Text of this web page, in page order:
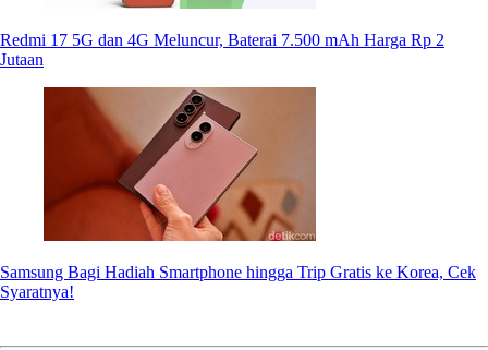
Redmi 17 5G dan 4G Meluncur, Baterai 7.500 mAh Harga Rp 2
Jutaan
Samsung Bagi Hadiah Smartphone hingga Trip Gratis ke Korea, Cek
Syaratnya!